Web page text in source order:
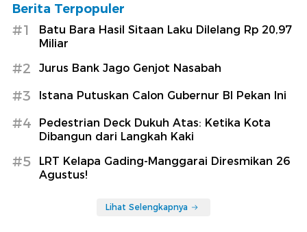
Berita Terpopuler
#1
Batu Bara Hasil Sitaan Laku Dilelang Rp 20,97
Miliar
#2 Jurus Bank Jago Genjot Nasabah
#3 Istana Putuskan Calon Gubernur BI Pekan Ini
#4
Pedestrian Deck Dukuh Atas: Ketika Kota
Dibangun dari Langkah Kaki
#5
LRT Kelapa Gading-Manggarai Diresmikan 26
Agustus!
Lihat Selengkapnya